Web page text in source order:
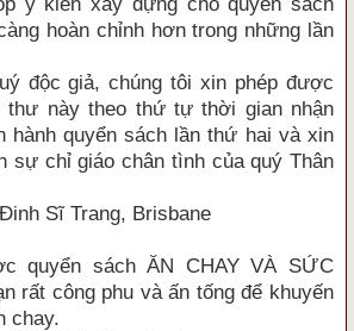
hoàn chỉnh hơn trong những lần
độc giả, chúng tôi xin phép được
thư này theo thứ tự thời gian nhận
hành quyển sách lần thứ hai và xin
sự chỉ giáo chân tình của quý Thân
Sĩ Trang, Brisbane
quyển sách ĂN CHAY VÀ SỨC
rất công phu và ấn tống để khuyến
chay.